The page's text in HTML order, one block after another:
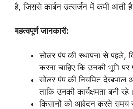
है, जिससे कार्बन उत्सर्जन में कमी आती
महत्वपूर्ण जानकारी:
सोलर पंप की स्थापना से पहले,
करना चाहिए कि उनकी भूमि पर
सोलर पंप की नियमित
ताकि उनकी कार्यक्षमता बनी रहे।
किसानों को आवेदन करते समय